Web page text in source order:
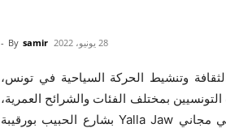
By samir
- 28 يونيو، 2022
وتنشيط الحركة السياحية في تونس،
بمختلف الفئات والشرائح العمرية،
نظمت أورنج تونس يوم الجمعة 24 جوان 2022، أوّل حفل موسيقي مجاني Yalla Jaw بشارع الحبيب بورقيبة